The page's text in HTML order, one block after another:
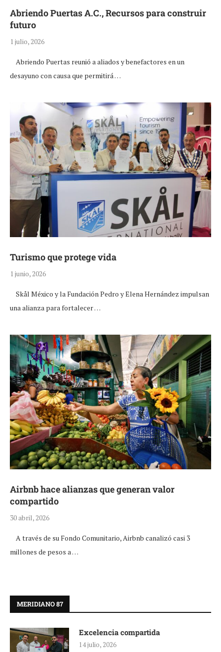
Abriendo Puertas A.C., Recursos para construir
futuro
1 julio, 2026
Abriendo Puertas reunió a aliados y benefactores en un
desayuno con causa que permitirá …
Turismo que protege vida
1 junio, 2026
Skål México y la Fundación Pedro y Elena Hernández impulsan
una alianza para fortalecer …
Airbnb hace alianzas que generan valor
compartido
30 abril, 2026
A través de su Fondo Comunitario, Airbnb canalizó casi 3
millones de pesos a …
MERIDIANO 87
Excelencia compartida
14 julio, 2026